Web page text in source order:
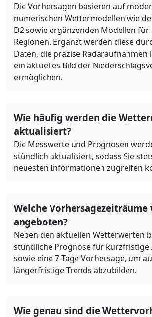
Die Vorhersagen basieren auf
numerischen Wettermodellen wie
D2 sowie ergänzenden Modellen für
Regionen. Ergänzt werden diese
Daten, die präzise Radaraufnahmen
ein aktuelles Bild der
ermöglichen.
Wie häufig werden die
aktualisiert?
Die Messwerte und Prognosen
stündlich aktualisiert, sodass Sie
neuesten Informationen zugreifen
Welche Vorhersagezeiträume
angeboten?
Neben den aktuellen Wetterwerten
stündliche Prognose für kurzfristige
sowie eine 7-Tage Vorhersage, um
längerfristige Trends abzubilden.
Wie genau sind die